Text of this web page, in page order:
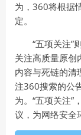
为，360将根据
定。
“五项关注”
关注高质量原创
内容与死链的清
注360搜索的公
为。“五项关注”
议，为网络安全